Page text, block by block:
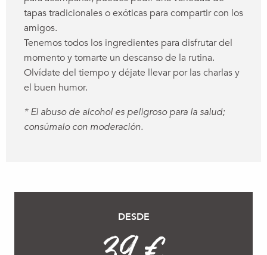
tapas tradicionales o exóticas para compartir con los
amigos.
Tenemos todos los ingredientes para disfrutar del
momento y tomarte un descanso de la rutina.
Olvídate del tiempo y déjate llevar por las charlas y
el buen humor.
* El abuso de alcohol es peligroso para la salud;
consúmalo con moderación.
DESDE